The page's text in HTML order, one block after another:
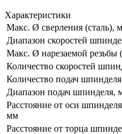
Характеристики
Макс. Ø сверления (сталь),
Диапазон скоростей
Макс. Ø нарезаемой резьбы
Количество скоростей
Количество подач шпинделя
Диапазон подач шпинделя,
Расстояние от оси
мм
Расстояние от торца